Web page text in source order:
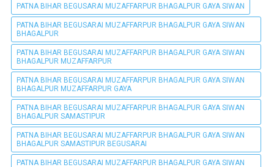
PATNA BIHAR BEGUSARAI MUZAFFARPUR BHAGALPUR GAYA SIWAN
PATNA BIHAR BEGUSARAI MUZAFFARPUR BHAGALPUR GAYA SIWAN
BHAGALPUR
PATNA BIHAR BEGUSARAI MUZAFFARPUR BHAGALPUR GAYA SIWAN
BHAGALPUR MUZAFFARPUR
PATNA BIHAR BEGUSARAI MUZAFFARPUR BHAGALPUR GAYA SIWAN
BHAGALPUR MUZAFFARPUR GAYA
PATNA BIHAR BEGUSARAI MUZAFFARPUR BHAGALPUR GAYA SIWAN
BHAGALPUR SAMASTIPUR
PATNA BIHAR BEGUSARAI MUZAFFARPUR BHAGALPUR GAYA SIWAN
BHAGALPUR SAMASTIPUR BEGUSARAI
PATNA BIHAR BEGUSARAI MUZAFFARPUR BHAGALPUR GAYA SIWAN